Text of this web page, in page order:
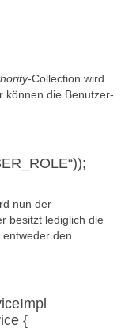
-Collection wird
können die Benutzer-
nun der
besitzt lediglich die
entweder den
{